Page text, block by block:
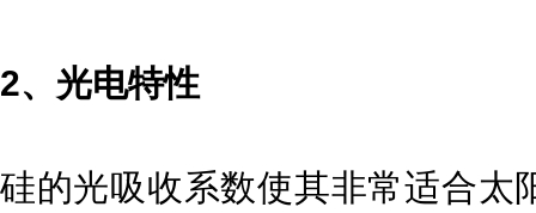
2、光电特性
硅的光吸收系数使其非常适合太